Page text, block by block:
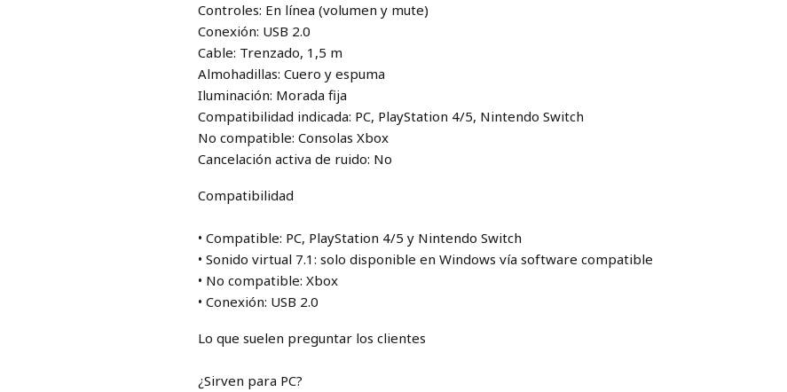
Controles: En línea (volumen y mute)
Conexión: USB 2.0
Cable: Trenzado, 1,5 m
Almohadillas: Cuero y espuma
Iluminación: Morada fija
Compatibilidad indicada: PC, PlayStation 4/5, Nintendo Switch
No compatible: Consolas Xbox
Cancelación activa de ruido: No
Compatibilidad
• Compatible: PC, PlayStation 4/5 y Nintendo Switch
• Sonido virtual 7.1: solo disponible en Windows vía software compatible
• No compatible: Xbox
• Conexión: USB 2.0
Lo que suelen preguntar los clientes
¿Sirven para PC?